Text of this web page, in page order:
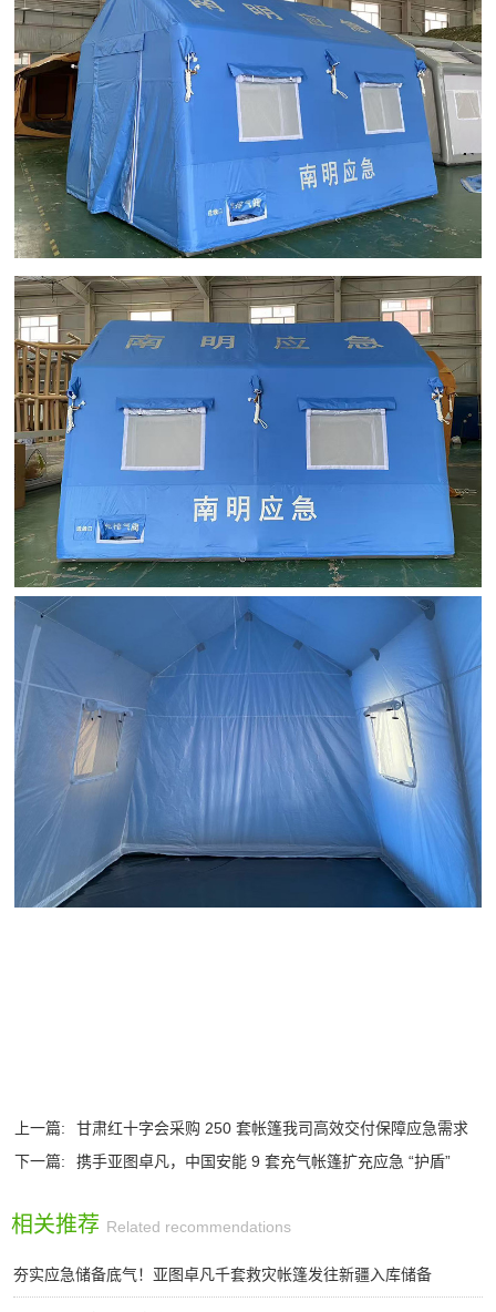
上一篇:
甘肃红十字会采购 250 套帐篷我司高效交付保障应急需求
下一篇:
携手亚图卓凡，中国安能 9 套充气帐篷扩充应急 “护盾”
相关推荐 Related recommendations
夯实应急储备底气！亚图卓凡千套救灾帐篷发往新疆入库储备